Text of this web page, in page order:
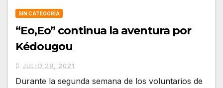
SIN CATEGORÍA
“Eo,Eo” continua la aventura por
Kédougou
JULIO 28, 2021
Durante la segunda semana de los voluntarios de